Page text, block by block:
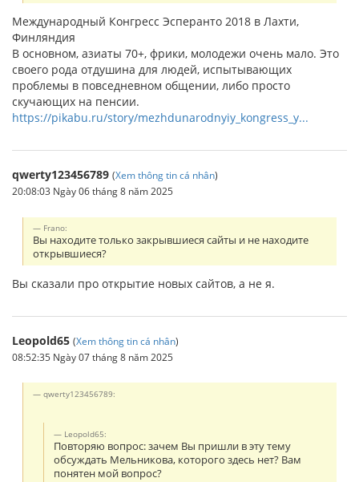
Международный Конгресс Эсперанто 2018 в Лахти,
Финляндия
В основном, азиаты 70+, фрики, молодежи очень мало. Это
своего рода отдушина для людей, испытывающих
проблемы в повседневном общении, либо просто
скучающих на пенсии.
https://pikabu.ru/story/mezhdunarodnyiy_kongress_y...
qwerty123456789 (Xem thông tin cá nhân)
20:08:03 Ngày 06 tháng 8 năm 2025
Frano:
Вы находите только закрывшиеся сайты и не находите
открывшиеся?
Вы сказали про открытие новых сайтов, а не я.
Leopold65 (Xem thông tin cá nhân)
08:52:35 Ngày 07 tháng 8 năm 2025
qwerty123456789:
Leopold65:
Повторяю вопрос: зачем Вы пришли в эту тему
обсуждать Мельникова, которого здесь нет? Вам
понятен мой вопрос?